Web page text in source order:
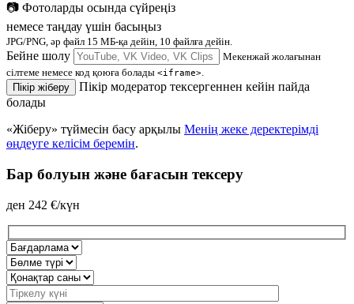
📷 Фотоларды осында сүйреңіз
немесе таңдау үшін басыңыз
JPG/PNG, әр файл 15 МБ-қа дейін, 10 файлға дейін.
Бейне шолу
Мекенжай жолағынан
сілтеме немесе код қоюға болады <iframe>.
Пікір жіберу
Пікір модератор тексергеннен кейін пайда
болады
«Жіберу» түймесін басу арқылы Менің жеке деректерімді
өңдеуге келісім беремін.
Бар болуын және бағасын тексеру
ден 242 €/күн